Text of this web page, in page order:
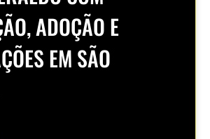
ADOÇÃO E
EM SÃO